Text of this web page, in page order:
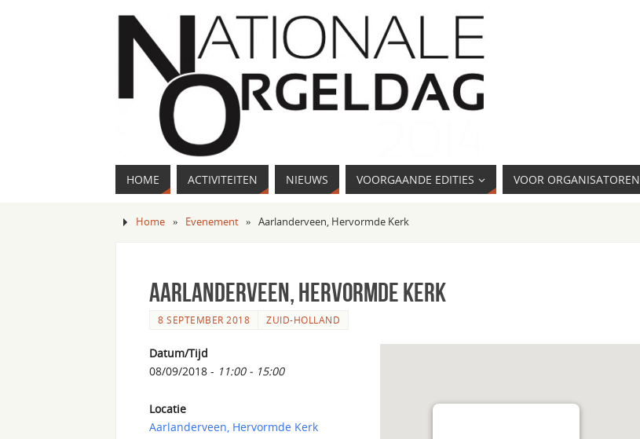
HOME ACTIVITEITEN NIEUWS VOORGAANDE EDITIES VOOR ORGANISATOREN
Home » Evenement » Aarlanderveen, Hervormde Kerk
Aarlanderveen, Hervormde Kerk
8 SEPTEMBER 2018 ZUID-HOLLAND
Datum/Tijd
08/09/2018 - 11:00 - 15:00
Locatie
Aarlanderveen, Hervormde Kerk